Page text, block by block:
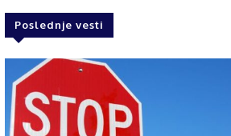
Poslednje vesti